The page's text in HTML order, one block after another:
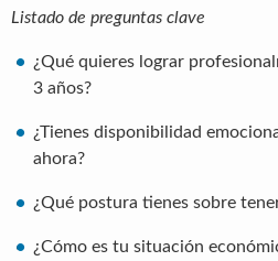
Listado de preguntas clave
¿Qué quieres lograr
3 años?
¿Tienes disponibilidad
ahora?
¿Qué postura tienes sobre
¿Cómo es tu situación